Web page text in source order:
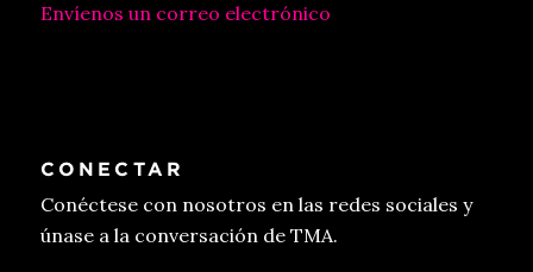
Envíenos un correo electrónico
CONECTAR
Conéctese con nosotros en las redes sociales y
únase a la conversación de TMA.